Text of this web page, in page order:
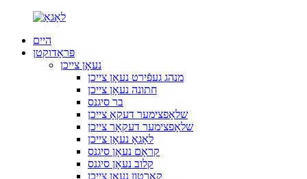
היים
פּראָדוקטן
נעאָן צייכן
מנהג געפֿירט נעאָן צייכן
חתונה נעאָן צייכן
בר סיגנס
שלאָפצימער דעקאָ צייכן
שלאָפצימער דעקאָר צייכן
לאָגאָ נעאָן צייכן
קראָם נעאָן סיגנס
קלוב נעאָן סיגנס
קאַרטון נעאָן צייכן